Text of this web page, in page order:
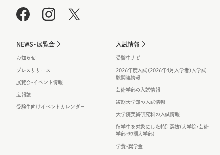
NEWS・展覧会
お知らせ
プレスリリース
展覧会・イベント情報
広報誌
受験生向けイベントカレンダー
入試情報
受験生ナビ
2026年度入試（2026年4月入学者）入学試
験関連情報
芸術学部の入試情報
短期大学部の入試情報
大学院美術研究科の入試情報
留学生を対象にした特別選抜(大学院・芸術
学部・短期大学部)
学費・奨学金